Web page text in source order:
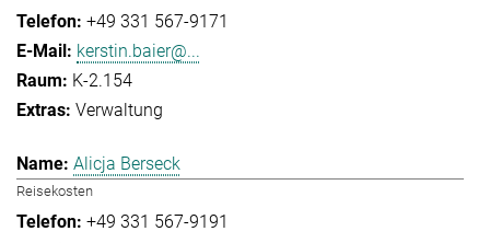
+49 331 567-9171
kerstin.baier@...
K-2.154
Verwaltung
Alicja Berseck
Reisekosten
+49 331 567-9191